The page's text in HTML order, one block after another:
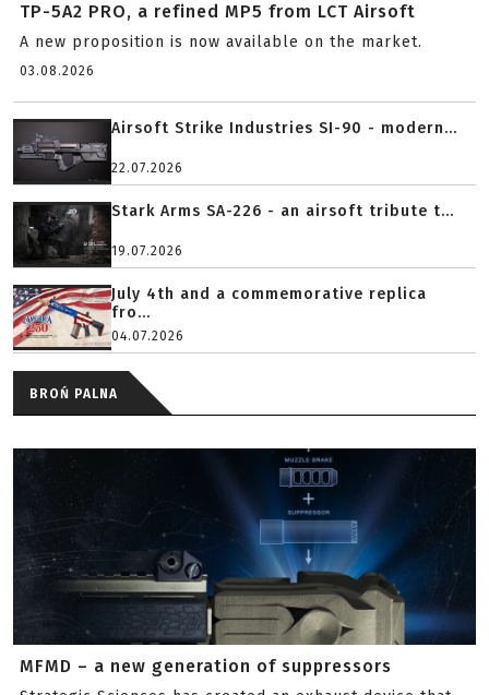
TP-5A2 PRO, a refined MP5 from LCT Airsoft
A new proposition is now available on the market.
03.08.2026
Airsoft Strike Industries SI-90 - modern...
22.07.2026
Stark Arms SA-226 - an airsoft tribute t...
19.07.2026
July 4th and a commemorative replica
fro...
04.07.2026
BROŃ PALNA
MFMD – a new generation of suppressors